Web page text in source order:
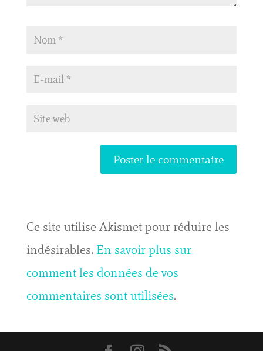
Ce site utilise Akismet pour réduire les
indésirables. En savoir plus sur
comment les données de vos
commentaires sont utilisées.